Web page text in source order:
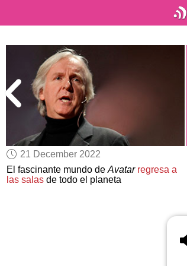
21 December 2022
El fascinante mundo deAvatar regresa a
las salas de todo el planeta